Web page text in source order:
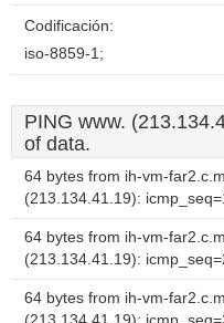
Codificación:
iso-8859-1;
PING www.
of data.
64 bytes from ih-vm-
(213.134.41.19):
64 bytes from ih-vm-
(213.134.41.19):
64 bytes from ih-vm-